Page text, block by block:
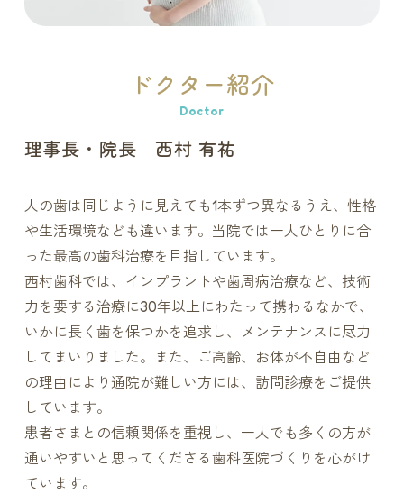
ドクター紹介
Doctor
理事長・院長 西村 有祐
人の歯は同じように見えても1本ずつ異なるうえ、性格
や生活環境なども違います。当院では一人ひとりに合
った最高の歯科治療を目指しています。
西村歯科では、インプラントや歯周病治療など、技術
力を要する治療に30年以上にわたって携わるなかで、
いかに長く歯を保つかを追求し、メンテナンスに尽力
してまいりました。また、ご高齢、お体が不自由など
の理由により通院が難しい方には、訪問診療をご提供
しています。
患者さまとの信頼関係を重視し、一人でも多くの方が
通いやすいと思ってくださる歯科医院づくりを心がけ
ています。